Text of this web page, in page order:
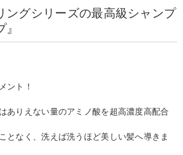
ングシリーズの最高級シャンプ
ント！
ありえない量のアミノ酸を超高濃度高配合
となく、洗えば洗うほど美しい髪へ導きま